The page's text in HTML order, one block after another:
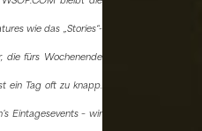
wie das „Stories“-
die fürs Wochenende
ein Tag oft zu knapp.
Eintagesevents – wir